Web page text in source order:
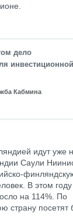
дело
инвестиционной
Кабмина
идут уже
Саули
В этом году
на 114%. По
страну посетят